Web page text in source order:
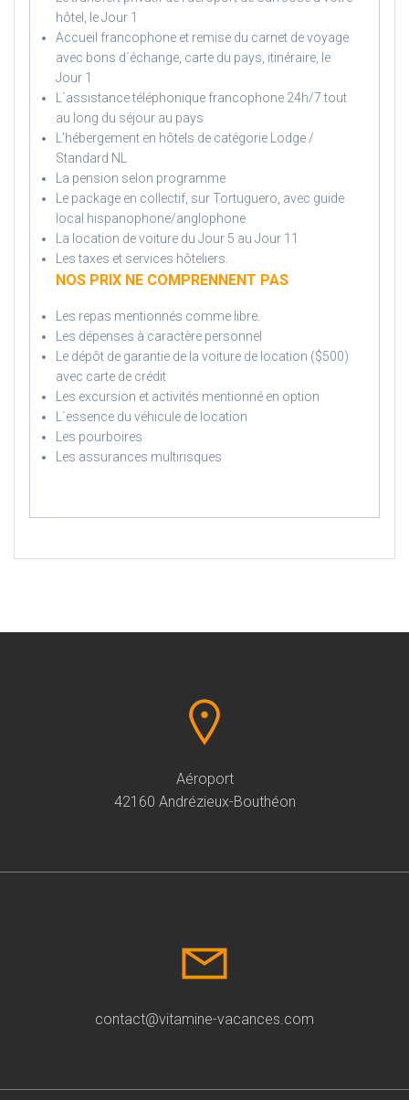
hôtel, le Jour 1
Accueil francophone et remise du carnet de voyage
avec bons d´échange, carte du pays, itinéraire, le
Jour 1
L´assistance téléphonique francophone 24h/7 tout
au long du séjour au pays
L’hébergement en hôtels de catégorie Lodge /
Standard NL
La pension selon programme
Le package en collectif, sur Tortuguero, avec guide
local hispanophone/anglophone
La location de voiture du Jour 5 au Jour 11
Les taxes et services hôteliers.
NOS PRIX NE COMPRENNENT PAS
Les repas mentionnés comme libre.
Les dépenses à caractère personnel
Le dépôt de garantie de la voiture de location ($500)
avec carte de crédit
Les excursion et activités mentionné en option
L´essence du véhicule de location
Les pourboires
Les assurances multirisques
Aéroport
42160 Andrézieux-Bouthéon
contact@vitamine-vacances.com